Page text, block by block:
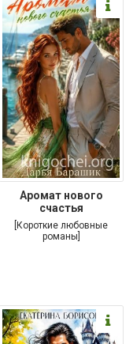
Аромат нового
счастья
[Короткие любовные
романы]